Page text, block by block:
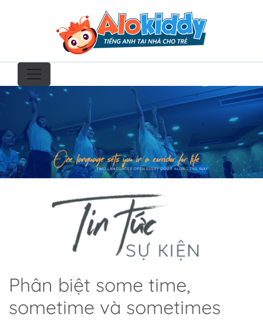
Phân biệt some time,
sometime và sometimes